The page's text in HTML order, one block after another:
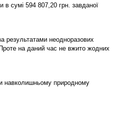
в сумі 594 807,20 грн. завданої
результатами неодноразових
на даний час не вжито жодних
навколишньому природному